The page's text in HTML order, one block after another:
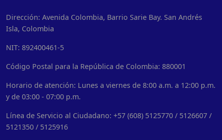
Dirección: Avenida Colombia, Barrio Sarie Bay. San Andrés
Isla, Colombia
NIT: 892400461-5
Código Postal para la República de Colombia: 880001
Horario de atención: Lunes a viernes de 8:00 a.m. a 12:00 p.m.
y de 03:00 - 07:00 p.m.
Línea de Servicio al Ciudadano: +57 (608) 5125770 / 5126607 /
5121350 / 5125916